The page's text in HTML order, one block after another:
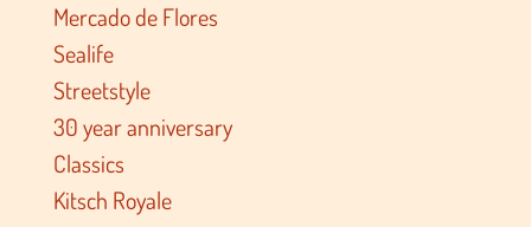
Mercado de Flores
Sealife
Streetstyle
30 year anniversary
Classics
Kitsch Royale